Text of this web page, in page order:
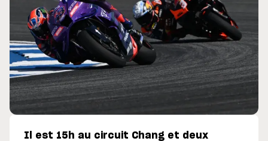
Il est 15h au circuit Chang et deux